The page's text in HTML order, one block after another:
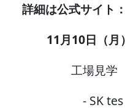
詳細は公式サイト：
11月10日（月）
工場見学
- SK tes